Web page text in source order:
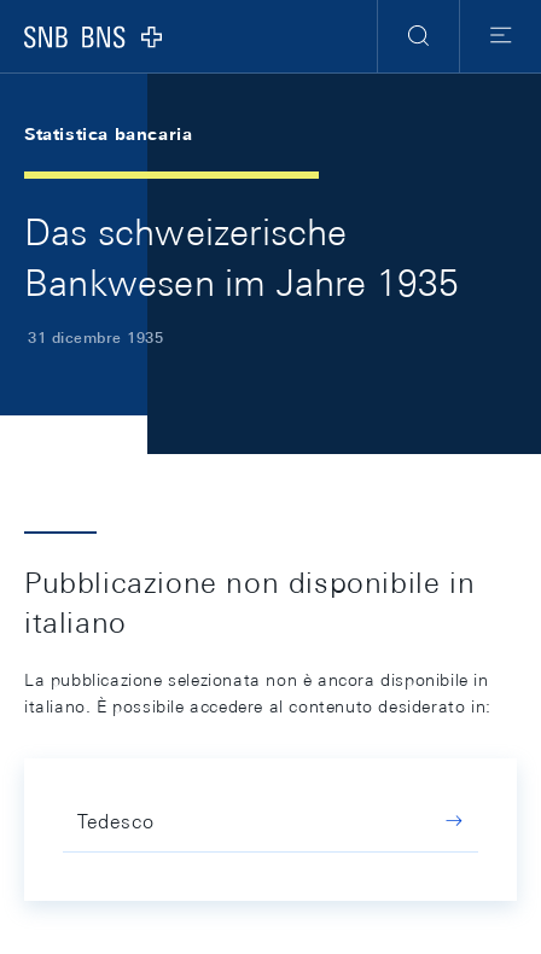
Logo
Ricerca
Menu
Statistica bancaria
Das schweizerische
Bankwesen im Jahre 1935
31 dicembre 1935
Pubblicazione non disponibile in
italiano
La pubblicazione selezionata non è ancora disponibile in
italiano. È possibile accedere al contenuto desiderato in:
Tedesco